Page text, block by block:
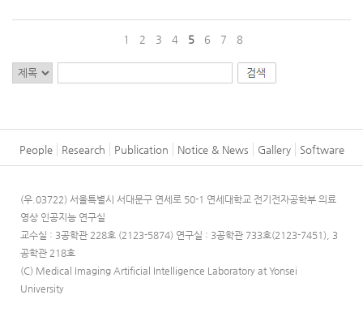
1 2 3 4 5 6 7 8
People Research Publication Notice & News Gallery Software
(우.03722) 서울특별시 서대문구 연세로 50-1 연세대학교 전기전자공학부 의료
영상 인공지능 연구실
교수실 : 3공학관 228호 (2123-5874) 연구실 : 3공학관 733호(2123-7451), 3
공학관 218호
(C) Medical Imaging Artificial Intelligence Laboratory at Yonsei
University